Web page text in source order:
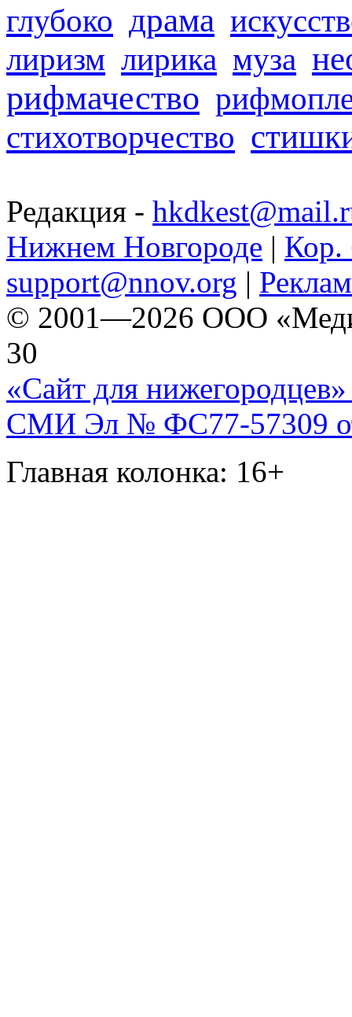
глубоко драма
лиризм лирика муза
рифмачество
стихотворчество
Редакция -
Нижнем Новгороде | Кор.
support@nnov.org |
© 2001—2026 ООО
30
«Сайт для нижегородцев»
СМИ Эл № ФС77-57309
Главная колонка: 16+